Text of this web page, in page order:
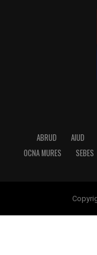
ABRUD AIUD
OCNA MURES
SEBES